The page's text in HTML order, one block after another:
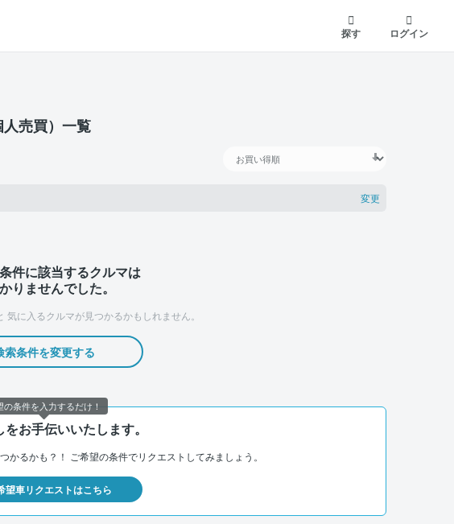
探す
ログイン
売買）一覧
変更
件に該当するクルマは
りませんでした。
気に入るクルマが見つかるかもしれません。
索条件を変更する
お手伝いいたします。
かるかも？！ ご希望の条件でリクエストしてみましょう。
望車リクエストはこちら
の条件を入力するだけ！